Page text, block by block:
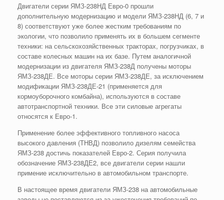
Двигатели серии ЯМЗ-238НД Евро-0 прошли
дополнительную модернизацию и модели ЯМЗ-238НД (6, 7 и
8) соответствуют уже более жестким требованиям по
экологии, что позволило применять их в большем сегменте
техники: на сельскохозяйственных тракторах, погрузчиках, в
составе колесных машин на их базе. Путем аналогичной
модернизации из двигателя ЯМЗ-238Д получены моторы
ЯМЗ-238ДЕ. Все моторы серии ЯМЗ-238ДЕ, за исключением
модификации ЯМЗ-238ДЕ-21 (применяется для
кормоуборочного комбайна), используются в составе
автотранспортной техники. Все эти силовые агрегаты
относятся к Евро-1.
Применение более эффективного топливного насоса
высокого давления (ТНВД) позволило дизелям семейства
ЯМЗ-238 достичь показателей Евро-2. Серия получила
обозначение ЯМЗ-238ДЕ2, все двигатели серии нашли
примение исключительно в автомобильном транспорте.
В настоящее время двигатели ЯМЗ-238 на автомобильные